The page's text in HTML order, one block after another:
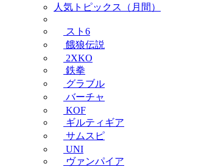
人気トピックス（月間）
スト6
餓狼伝説
2XKO
鉄拳
グラブル
バーチャ
KOF
ギルティギア
サムスピ
UNI
ヴァンパイア